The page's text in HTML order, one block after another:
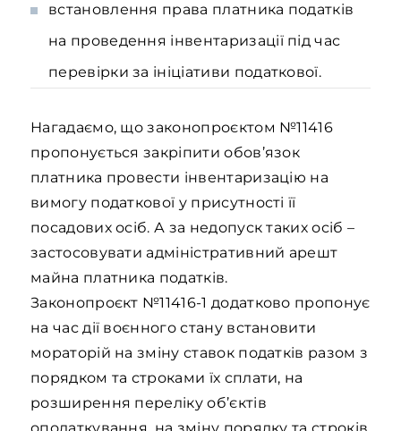
встановлення права платника податків
на проведення інвентаризації під час
перевірки за ініціативи податкової.
Нагадаємо, що законопроєктом №11416
пропонується закріпити обов’язок
платника провести інвентаризацію на
вимогу податкової у присутності її
посадових осіб. А за недопуск таких осіб –
застосовувати адміністративний арешт
майна платника податків.
Законопроєкт №11416-1 додатково пропонує
на час дії воєнного стану встановити
мораторій на зміну ставок податків разом з
порядком та строками їх сплати, на
розширення переліку об’єктів